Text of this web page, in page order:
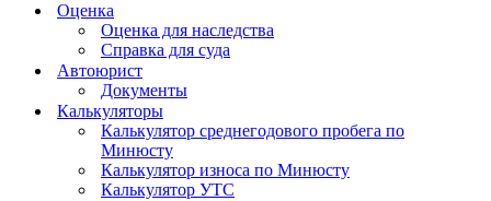
Оценка
Оценка для наследства
Справка для суда
Автоюрист
Документы
Калькуляторы
Калькулятор среднегодового пробега по
Минюсту
Калькулятор износа по Минюсту
Калькулятор УТС